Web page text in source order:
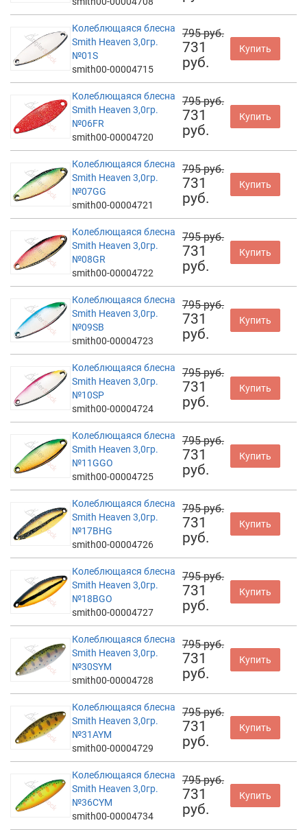
Колеблющаяся блесна
Smith Heaven 3,0гр.
№01S
smith00-00004715
795 руб.
731
руб.
Купить
Колеблющаяся блесна
Smith Heaven 3,0гр.
№06FR
smith00-00004720
795 руб.
731
руб.
Купить
Колеблющаяся блесна
Smith Heaven 3,0гр.
№07GG
smith00-00004721
795 руб.
731
руб.
Купить
Колеблющаяся блесна
Smith Heaven 3,0гр.
№08GR
smith00-00004722
795 руб.
731
руб.
Купить
Колеблющаяся блесна
Smith Heaven 3,0гр.
№09SB
smith00-00004723
795 руб.
731
руб.
Купить
Колеблющаяся блесна
Smith Heaven 3,0гр.
№10SP
smith00-00004724
795 руб.
731
руб.
Купить
Колеблющаяся блесна
Smith Heaven 3,0гр.
№11GGO
smith00-00004725
795 руб.
731
руб.
Купить
Колеблющаяся блесна
Smith Heaven 3,0гр.
№17BHG
smith00-00004726
795 руб.
731
руб.
Купить
Колеблющаяся блесна
Smith Heaven 3,0гр.
№18BGO
smith00-00004727
795 руб.
731
руб.
Купить
Колеблющаяся блесна
Smith Heaven 3,0гр.
№30SYM
smith00-00004728
795 руб.
731
руб.
Купить
Колеблющаяся блесна
Smith Heaven 3,0гр.
№31AYM
smith00-00004729
795 руб.
731
руб.
Купить
Колеблющаяся блесна
Smith Heaven 3,0гр.
№36CYM
smith00-00004734
795 руб.
731
руб.
Купить